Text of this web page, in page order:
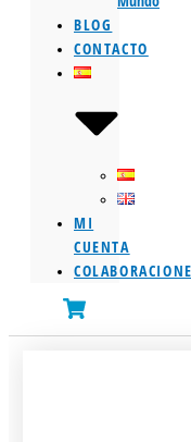
BLOG
CONTACTO
MI
CUENTA